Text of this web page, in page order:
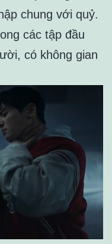
chung với quỷ.
các tập đầu
có không gian